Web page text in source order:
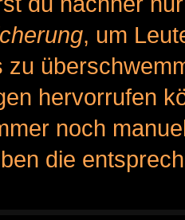
, um
zu
hervorrufen
noch
die